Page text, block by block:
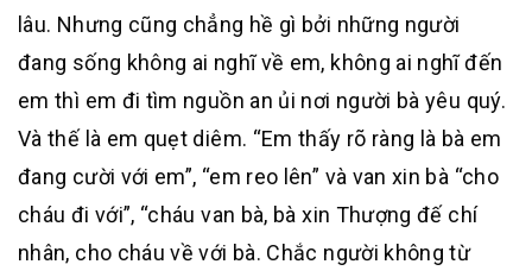
lâu. Nhưng cũng chẳng hề gì bởi những người
đang sống không ai nghĩ về em, không ai nghĩ đến
em thì em đi tìm nguồn an ủi nơi người bà yêu quý.
Và thế là em quẹt diêm. “Em thấy rõ ràng là bà em
đang cười với em”, “em reo lên” và van xin bà “cho
cháu đi với”, “cháu van bà, bà xin Thượng đế chí
nhân, cho cháu về với bà. Chắc người không từ